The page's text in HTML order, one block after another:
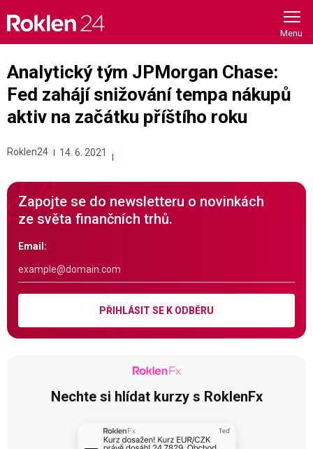
content
Analytický tým JPMorgan Chase:
Fed zahájí snižování tempa nákupů
aktiv na začátku příštího roku
Roklen24 14. 6. 2021
Zapojte se do newsletteru o novinkách
ze světa finančních trhů.
Email:
PŘIHLÁSIT SE K ODBĚRU
Nechte si hlídat kurzy s RoklenFx